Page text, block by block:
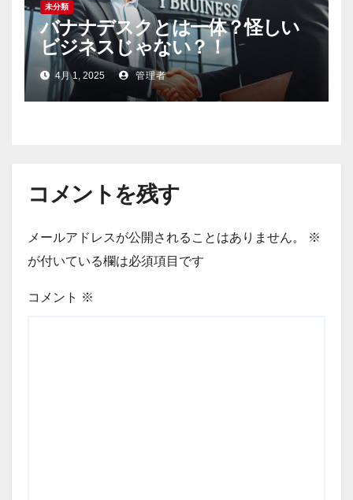
未分類
バナナデスクとは一体？怪しい
ビジネスじゃない？！
4月 1, 2025 管理者
コメントを残す
メールアドレスが公開されることはありません。
※
が付いている欄は必須項目です
コメント ※